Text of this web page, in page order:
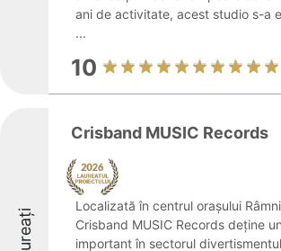
ani de activitate, acest studio s-a
...
10
Laureați
Crisband MUSIC Records
Localizată în centrul orașului
Crisband MUSIC Records deține
important în sectorul